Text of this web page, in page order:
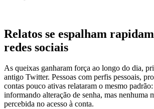
Relatos se espalham
redes sociais
As queixas ganharam força ao longo do dia,
antigo Twitter. Pessoas com perfis pessoais,
contas pouco ativas relataram o mesmo
informando alteração de senha, mas nenhuma
percebida no acesso à conta.